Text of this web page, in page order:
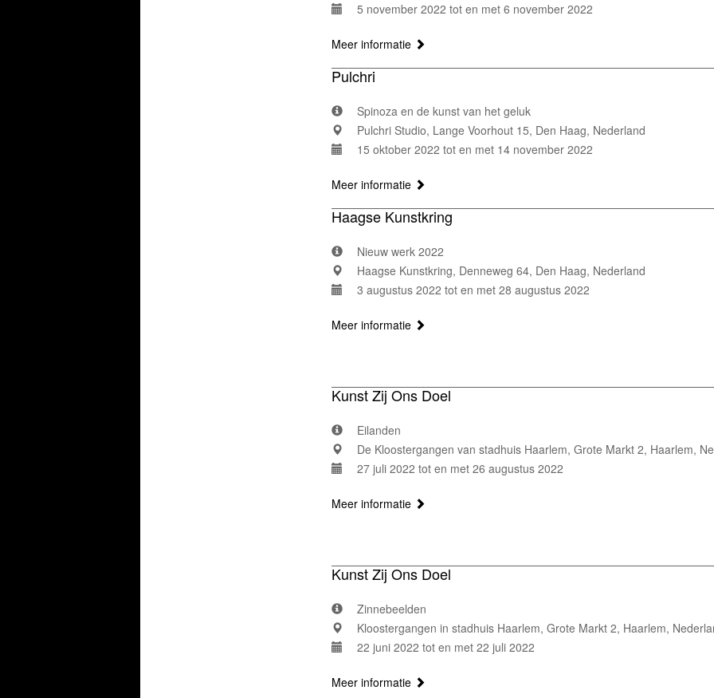
5 november 2022 tot en met 6 november 2022
Meer informatie
Pulchri
Spinoza en de kunst van het geluk
Pulchri Studio, Lange Voorhout 15, Den Haag, Nederland
15 oktober 2022 tot en met 14 november 2022
Meer informatie
Haagse Kunstkring
Nieuw werk 2022
Haagse Kunstkring, Denneweg 64, Den Haag, Nederland
3 augustus 2022 tot en met 28 augustus 2022
Meer informatie
Kunst Zij Ons Doel
Eilanden
De Kloostergangen van stadhuis Haarlem, Grote Markt 2, Haarlem,
27 juli 2022 tot en met 26 augustus 2022
Meer informatie
Kunst Zij Ons Doel
Zinnebeelden
Kloostergangen in stadhuis Haarlem, Grote Markt 2, Haarlem,
22 juni 2022 tot en met 22 juli 2022
Meer informatie